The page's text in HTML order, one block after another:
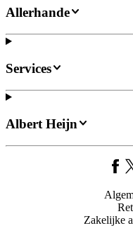
Allerhande
Services
Albert Heijn
Zakelijke